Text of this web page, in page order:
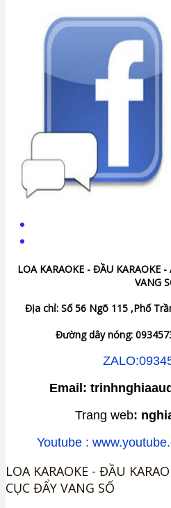
LOA KARAOKE - ĐẦU KARAOKE
VANG
Địa chỉ: Số 56 Ngõ 115 ,Phố
Đường dây nóng:
Email:
Trang web:
Youtube :
LOA KARAOKE - ĐẦU
CỤC ĐẨY VANG SỐ